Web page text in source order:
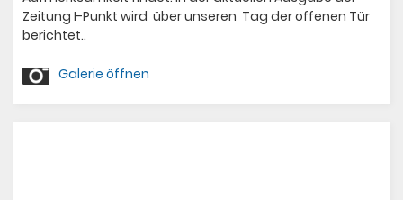
Zeitung I-Punkt wird über unseren Tag der offenen Tür
berichtet..
Galerie öffnen